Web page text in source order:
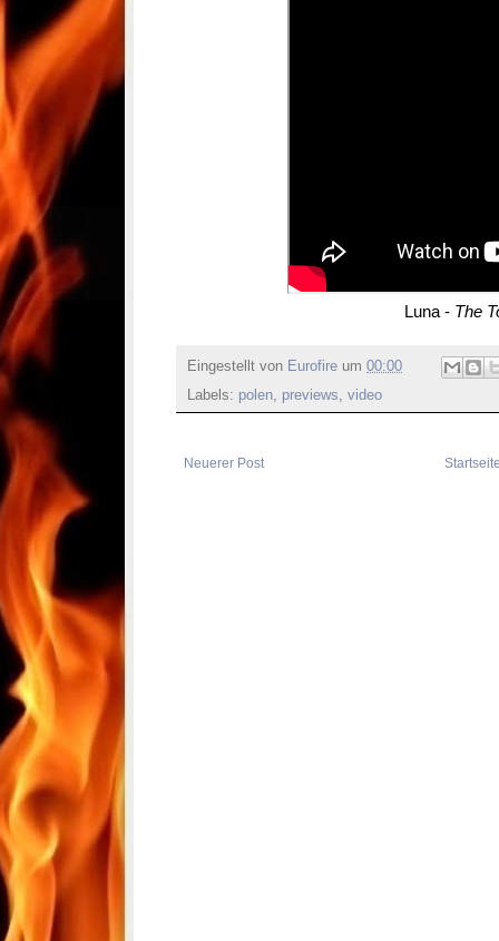
Luna - The
Eingestellt von Eurofire um 00:00
Labels: polen, previews, video
Neuerer Post